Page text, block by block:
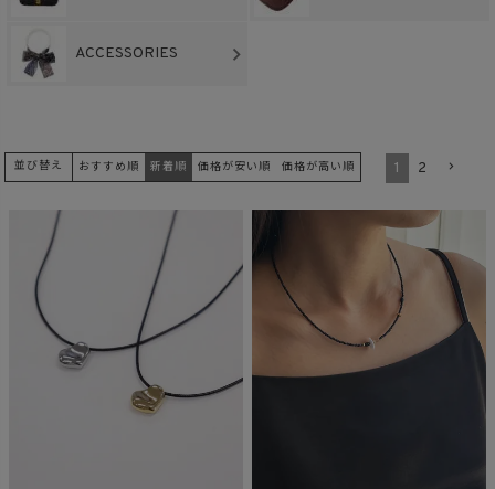
価格（税込）
〜
在庫なし商品
ACCESSORIES
並び替え おすすめ順 新着順 価格が安い順 価格が高い順 1 2